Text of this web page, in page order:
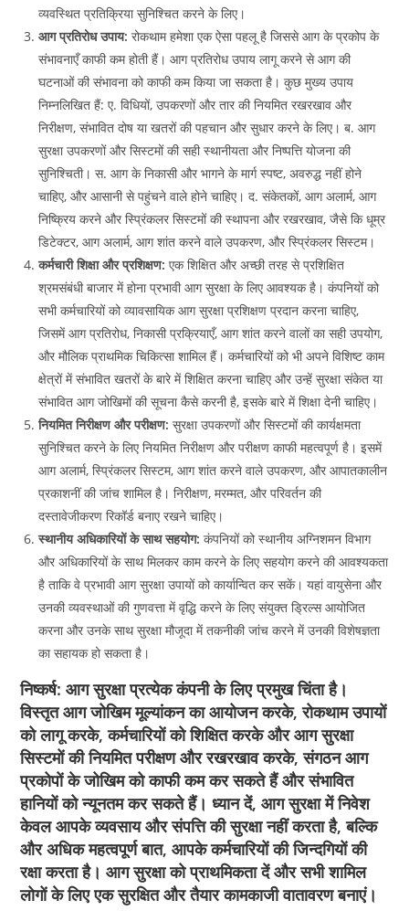
व्यवस्थित प्रतिक्रिया सुनिश्चित करने के लिए।
आग प्रतिरोध उपाय:रोकथाम हमेशा एक ऐसा पहलू है जिससे आग के प्रकोप के
संभावनाएँ काफी कम होती हैं। आग प्रतिरोध उपाय लागू करने से आग की
घटनाओं की संभावना को काफी कम किया जा सकता है। कुछ मुख्य उपाय
निम्नलिखित हैं: ए. विधियों, उपकरणों और तार की नियमित रखरखाव और
निरीक्षण, संभावित दोष या खतरों की पहचान और सुधार करने के लिए। ब. आग
सुरक्षा उपकरणों और सिस्टमों की सही स्थानीयता और निष्पत्ति योजना की
सुनिश्चिती। स. आग के निकासी और भागने के मार्ग स्पष्ट, अवरुद्ध नहीं होने
चाहिए, और आसानी से पहुंचने वाले होने चाहिए। द. संकेतकों, आग अलार्म, आग
निष्क्रिय करने और स्प्रिंकलर सिस्टमों की स्थापना और रखरखाव, जैसे कि धूम्र
डिटेक्टर, आग अलार्म, आग शांत करने वाले उपकरण, और स्प्रिंकलर सिस्टम।
कर्मचारी शिक्षा और प्रशिक्षण:एक शिक्षित और अच्छी तरह से प्रशिक्षित
श्रमसंबंधी बाजार में होना प्रभावी आग सुरक्षा के लिए आवश्यक है। कंपनियों को
सभी कर्मचारियों को व्यावसायिक आग सुरक्षा प्रशिक्षण प्रदान करना चाहिए,
जिसमें आग प्रतिरोध, निकासी प्रक्रियाएँ, आग शांत करने वालों का सही उपयोग,
और मौलिक प्राथमिक चिकित्सा शामिल हैं। कर्मचारियों को भी अपने विशिष्ट काम
क्षेत्रों में संभावित खतरों के बारे में शिक्षित करना चाहिए और उन्हें सुरक्षा संकेत या
संभावित आग जोखिमों की सूचना कैसे करनी है, इसके बारे में शिक्षा देनी चाहिए।
नियमित निरीक्षण और परीक्षण: सुरक्षा उपकरणों और सिस्टमों की कार्यक्षमता
सुनिश्चित करने के लिए नियमित निरीक्षण और परीक्षण काफी महत्वपूर्ण है। इसमें
आग अलार्म, स्प्रिंकलर सिस्टम, आग शांत करने वाले उपकरण, और आपातकालीन
प्रकाशनीं की जांच शामिल है। निरीक्षण, मरम्मत, और परिवर्तन की
दस्तावेजीकरण रिकॉर्ड बनाए रखने चाहिए।
स्थानीय अधिकारियों के साथ सहयोग:कंपनियों को स्थानीय अग्निशमन विभाग
और अधिकारियों के साथ मिलकर काम करने के लिए सहयोग करने की आवश्यकता
है ताकि वे प्रभावी आग सुरक्षा उपायों को कार्यान्वित कर सकें। यहां वायुसेना और
उनकी व्यवस्थाओं की गुणवत्ता में वृद्धि करने के लिए संयुक्त ड्रिल्स आयोजित
करना और उनके साथ सुरक्षा मौजूदा में तकनीकी जांच करने में उनकी विशेषज्ञता
का सहायक हो सकता है।
निष्कर्ष:आग सुरक्षा प्रत्येक कंपनी के लिए प्रमुख चिंता है।
विस्तृत आग जोखिम मूल्यांकन का आयोजन करके, रोकथाम उपायों
को लागू करके, कर्मचारियों को शिक्षित करके और आग सुरक्षा
सिस्टमों की नियमित परीक्षण और रखरखाव करके, संगठन आग
प्रकोपों के जोखिम को काफी कम कर सकते हैं और संभावित
हानियों को न्यूनतम कर सकते हैं। ध्यान दें, आग सुरक्षा में निवेश
केवल आपके व्यवसाय और संपत्ति की सुरक्षा नहीं करता है, बल्कि
और अधिक महत्वपूर्ण बात, आपके कर्मचारियों की जिन्दगियों की
रक्षा करता है। आग सुरक्षा को प्राथमिकता दें और सभी शामिल
लोगों के लिए एक सुरक्षित और तैयार कामकाजी वातावरण बनाएं।